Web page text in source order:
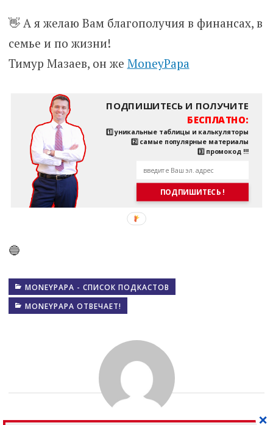
👋 А я желаю Вам благополучия в финансах, в
семье и по жизни!
Тимур Мазаев, он же MoneyPapa
ПОДПИШИТЕСЬ !
ПОДПИШИТЕСЬ И ПОЛУЧИТЕ
БЕСПЛАТНО:
1️⃣ уникальные таблицы и калькуляторы
2️⃣ самые популярные материалы
3️⃣ промокод !!!
🔵
MONEYPAPA - СПИСОК ПОДКАСТОВ
MONEYPAPA ОТВЕЧАЕТ!